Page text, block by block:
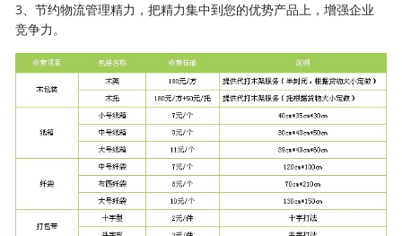
3、节约物流管理精力，把精力集中到您的优势产品上，增强企业
竞争力。